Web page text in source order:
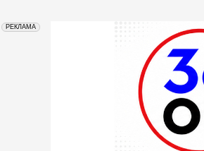
РЕКЛАМА